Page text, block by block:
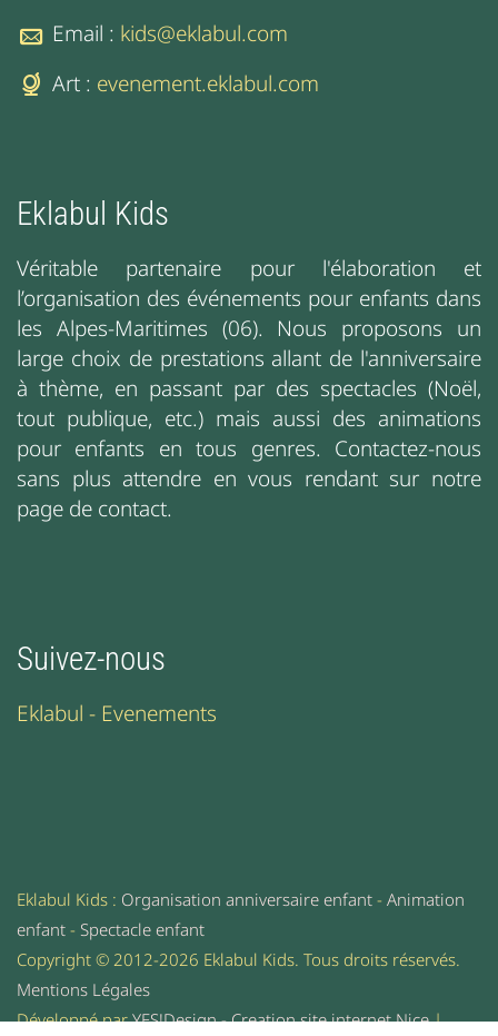
Email : kids@eklabul.com
Art : evenement.eklabul.com
Eklabul Kids
Véritable partenaire pour l'élaboration et
l’organisation des événements pour enfants dans
les Alpes-Maritimes (06). Nous proposons un
large choix de prestations allant de l'anniversaire
à thème, en passant par des spectacles (Noël,
tout publique, etc.) mais aussi des animations
pour enfants en tous genres. Contactez-nous
sans plus attendre en vous rendant sur notre
page de contact.
Suivez-nous
Eklabul - Evenements
Eklabul Kids : Organisation anniversaire enfant - Animation
enfant - Spectacle enfant
Copyright © 2012-2026 Eklabul Kids. Tous droits réservés.
Mentions Légales
Développé parYES!Design - Creation site internet Nice|